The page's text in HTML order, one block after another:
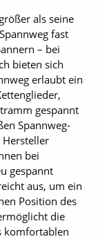
als seine
fast
– bei
bieten sich
erlaubt ein
gespannt
Spannweg-
Hersteller
bei
gespannt
aus, um ein
Position des
die
komfortablen